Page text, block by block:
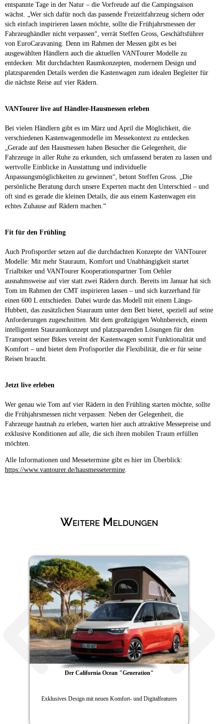
entspannte Tage in der Natur – die Vorfreude auf die Campingsaison
wächst. „Wer sich dafür noch das passende Freizeitfahrzeug sichern oder
sich einfach inspirieren lassen möchte, sollte die Frühjahrsmessen der
Fahrzeughändler nicht verpassen“, verrät Steffen Gross, Geschäftsführer
von EuroCaravaning. Denn im Rahmen der Messen gibt es bei
ausgewählten Händlern auch die aktuellen VANTourer Modelle zu
entdecken: Mit durchdachten Raumkonzepten, modernem Design und
platzsparenden Details werden die Kastenwagen zum idealen Begleiter für
die nächste Reise auf vier Rädern.
VANTourer live auf Händler-Hausmessen erleben
Bei vielen Händlern gibt es im März und April die Möglichkeit, die
verschiedenen Kastenwagenmodelle im Messekontext zu entdecken.
„Gerade auf den Hausmessen haben Besucher die Gelegenheit, die
Fahrzeuge in aller Ruhe zu erkunden, sich umfassend beraten zu lassen und
wertvolle Einblicke in Ausstattung und individuelle
Anpassungsmöglichkeiten zu gewinnen“, betont Steffen Gross. „Die
persönliche Beratung durch unsere Experten macht den Unterschied – und
oft sind es gerade die kleinen Details, die aus einem Kastenwagen ein
echtes Zuhause auf Rädern machen.“
Fit für den Frühling
Auch Profisportler setzen auf die durchdachten Konzepte der VANTourer
Modelle: Mit mehr Stauraum, Komfort und Unabhängigkeit startet
Trialbiker und VANTourer Kooperationspartner Tom Oehler
ausnahmsweise auf vier statt zwei Rädern durch. Bereits im Januar hat sich
Tom im Rahmen der CMT inspirieren lassen – und sich kurzerhand für
einen 600 L entschieden. Dabei wurde das Modell mit einem Längs-
Hubbett, das zusätzlichen Stauraum unter dem Bett bietet, speziell auf seine
Anforderungen zugeschnitten. Mit dem großzügigen Wohnbereich, einem
intelligenten Stauraumkonzept und platzsparenden Lösungen für den
Transport seiner Bikes vereint der Kastenwagen somit Funktionalität und
Komfort – und bietet dem Profisportler die Flexibilität, die er für seine
Reisen braucht.
Jetzt live erleben
Wer genau wie Tom auf vier Rädern in den Frühling starten möchte, sollte
die Frühjahrsmessen nicht verpassen: Neben der Gelegenheit, die
Fahrzeuge hautnah zu erleben, warten hier auch attraktive Messepreise und
exklusive Konditionen auf alle, die sich ihren mobilen Traum erfüllen
möchten.
Alle Informationen und Messetermine gibt es hier im Überblick:
https://www.vantourer.de/hausmessetermine
Weitere Meldungen
Der California Ocean "Generation"
Exklusives Design mit neuen Komfort- und Digitalfeatures